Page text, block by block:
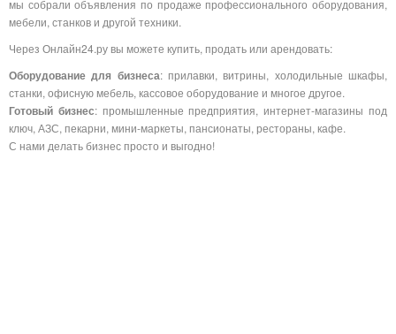
мы собрали объявления по продаже профессионального оборудования,
мебели, станков и другой техники.
Через Онлайн24.ру вы можете купить, продать или арендовать:
Оборудование для бизнеса: прилавки, витрины, холодильные шкафы,
станки, офисную мебель, кассовое оборудование и многое другое.
Готовый бизнес: промышленные предприятия, интернет-магазины под
ключ, АЗС, пекарни, мини-маркеты, пансионаты, рестораны, кафе.
С нами делать бизнес просто и выгодно!